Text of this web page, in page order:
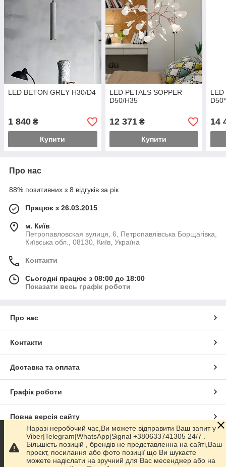
LED BETON GREY H30/D4
1 840 ₴
Купити
LED PETALS SOPPER
D50/H35
12 371₴
Купити
LED
14
Про нас
88% позитивних з 8 відгуків за рік
Працює з 26.03.2015
м. Київ
Петропавловская вулиця, 6, Петропавлівська Борщагівка,
Київська обл., 08130, Київ, Україна
Контакти
Сьогодні працює з 08:00 до 18:00
Показати весь графік роботи
Про нас
Контакти
Доставка та оплата
Графік роботи
Повна версія сайту
Сайт створено на маркетплейсіProm.ua
Наразі неробочий час,Ви можете відправити Ваш запит у
Viber|Telegram|WhatsApp|Signal +380633741305 24/7 .
Більшість позицій , брендів не представленна на сайті,Ваш
проєкт, посилання або фото позиції що Ви шукаєте
можете надіслати на зручний для Вас месенджер або на